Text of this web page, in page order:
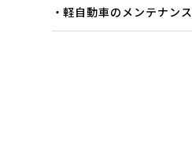
軽自動車のメンテナンス